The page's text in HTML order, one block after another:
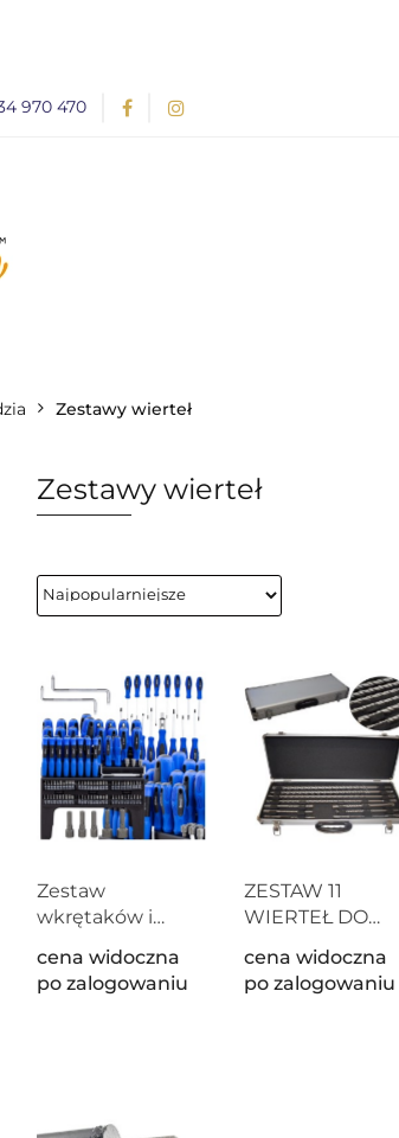
970 470
DO PRODUKTÓW
Rozpocznij współpracę
Zestawy wierteł
Zestawy wierteł
Zestaw
wkrętaków i
PH PZ SL Hex z
grzechotką
cena widoczna
po zalogowaniu
ZESTAW 11
WIERTEŁ DO
WALIZCE BITUXX
cena widoczna
po zalogowaniu